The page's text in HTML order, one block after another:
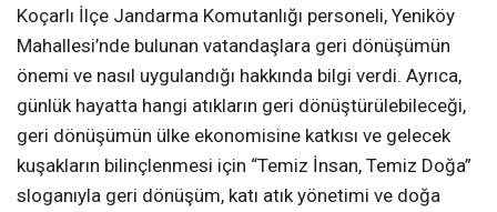
Koçarlı İlçe Jandarma Komutanlığı personeli, Yeniköy
Mahallesi’nde bulunan vatandaşlara geri dönüşümün
önemi ve nasıl uygulandığı hakkında bilgi verdi. Ayrıca,
günlük hayatta hangi atıkların geri dönüştürülebileceği,
geri dönüşümün ülke ekonomisine katkısı ve gelecek
kuşakların bilinçlenmesi için “Temiz İnsan, Temiz Doğa”
sloganıyla geri dönüşüm, katı atık yönetimi ve doğa